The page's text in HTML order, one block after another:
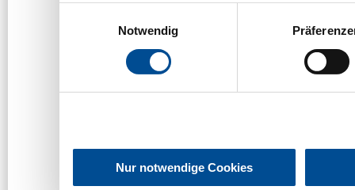
welche Themen/
um das Angebot der
Notwendig
Nur notwendige Cookies